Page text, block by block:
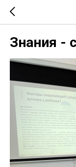
Знания -